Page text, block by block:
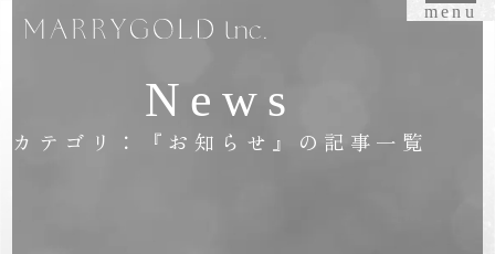
menu
News
カテゴリ：『お知らせ』の記事一覧